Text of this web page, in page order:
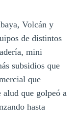
Volcán y
de distintos
mini
subsidios que
que
que golpeó a
hasta